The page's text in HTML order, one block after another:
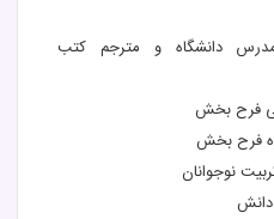
دانشگاه و مترجم کتب
فرح بخش
فرح بخش
نوجوانان
دانش